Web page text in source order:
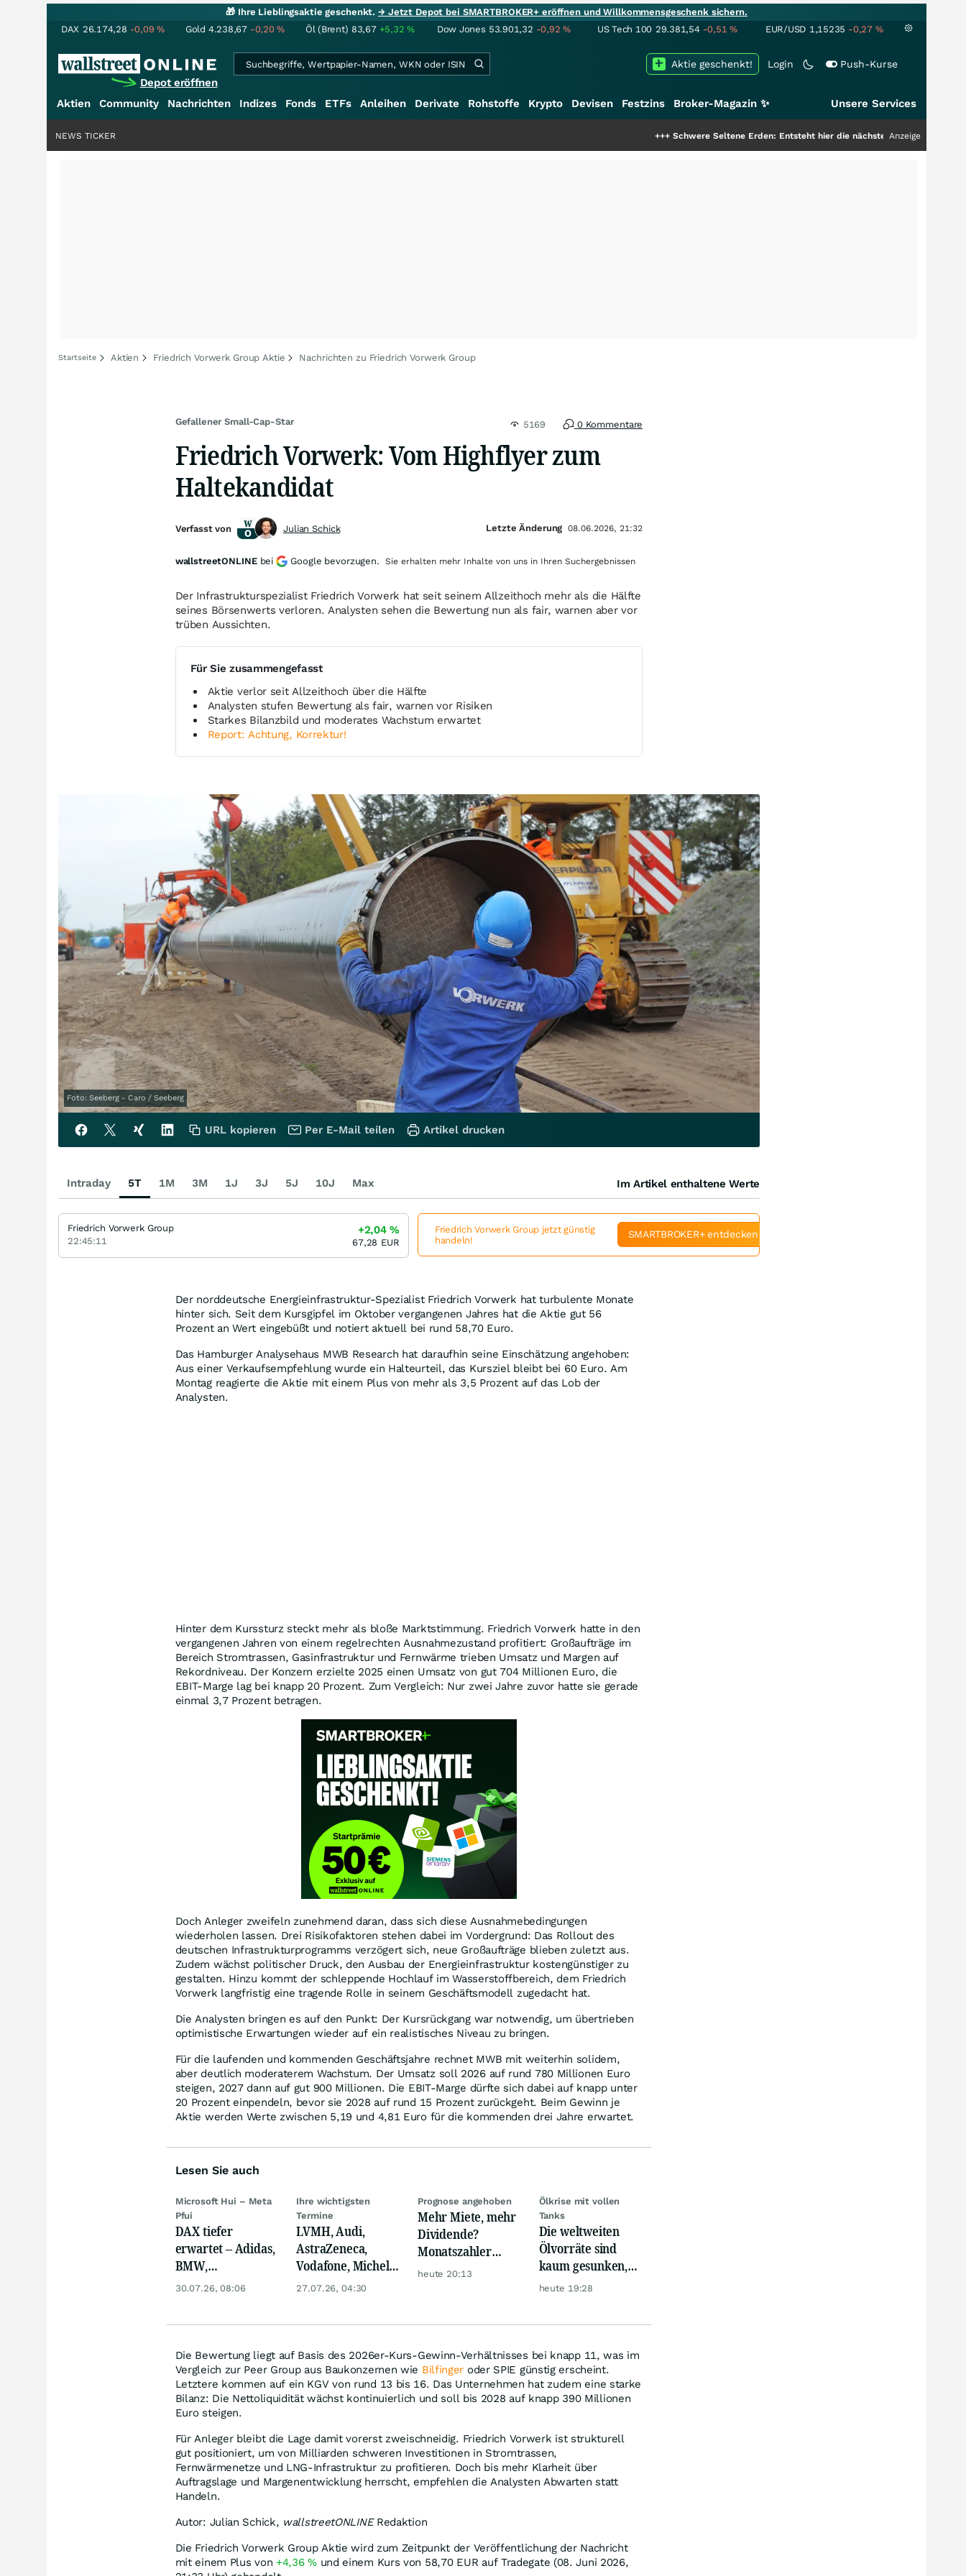
🎁 Ihre Lieblingsaktie geschenkt.→ Jetzt Depot bei SMARTBROKER+ eröffnen und Willkommensgeschenk sichern.
DAX 26.174,28 -0,09% Gold 4.238,67 -0,20% Öl (Brent) 83,67 +5,32% Dow Jones 53.901,32 -0,92% US Tech 100 29.381,54 -0,51% EUR/USD 1,15235 -0,27 %
Depot eröffnen
Login Push-Kurse
Aktie geschenkt!
Aktien Community Nachrichten Indizes Fonds ETFs Anleihen Derivate Rohstoffe Krypto Devisen Festzins Broker-Magazin ✨ Unsere Services
Schwere Seltene Erden: Entsteht hier die nächste Milliardenstory?+++
Anzeige
NEWS TICKER
Startseite Aktien Friedrich Vorwerk Group Aktie Nachrichten zu Friedrich Vorwerk Group
Gefallener Small-Cap-Star 5169 0 Kommentare
Friedrich Vorwerk: Vom Highflyer zum
Haltekandidat
Der Infrastrukturspezialist Friedrich Vorwerk hat seit seinem Allzeithoch mehr als die Hälfte
seines Börsenwerts verloren. Analysten sehen die Bewertung nun als fair, warnen aber vor
trüben Aussichten.
Für Sie zusammengefasst
Aktie verlor seit Allzeithoch über die Hälfte
Analysten stufen Bewertung als fair, warnen vor Risiken
Starkes Bilanzbild und moderates Wachstum erwartet
Report: Achtung, Korrektur!
Foto: Seeberg - Caro / Seeberg
Der norddeutsche Energieinfrastruktur-Spezialist Friedrich Vorwerk hat turbulente Monate
hinter sich. Seit dem Kursgipfel im Oktober vergangenen Jahres hat die Aktie gut 56
Prozent an Wert eingebüßt und notiert aktuell bei rund 58,70 Euro.
Das Hamburger Analysehaus MWB Research hat daraufhin seine Einschätzung angehoben:
Aus einer Verkaufsempfehlung wurde ein Halteurteil, das Kursziel bleibt bei 60 Euro. Am
Montag reagierte die Aktie mit einem Plus von mehr als 3,5 Prozent auf das Lob der
Analysten.
Hinter dem Kurssturz steckt mehr als bloße Marktstimmung. Friedrich Vorwerk hatte in den
vergangenen Jahren von einem regelrechten Ausnahmezustand profitiert: Großaufträge im
Bereich Stromtrassen, Gasinfrastruktur und Fernwärme trieben Umsatz und Margen auf
Rekordniveau. Der Konzern erzielte 2025 einen Umsatz von gut 704 Millionen Euro, die
EBIT-Marge lag bei knapp 20 Prozent. Zum Vergleich: Nur zwei Jahre zuvor hatte sie gerade
einmal 3,7 Prozent betragen.
Doch Anleger zweifeln zunehmend daran, dass sich diese Ausnahmebedingungen
wiederholen lassen. Drei Risikofaktoren stehen dabei im Vordergrund: Das Rollout des
deutschen Infrastrukturprogramms verzögert sich, neue Großaufträge blieben zuletzt aus.
Zudem wächst politischer Druck, den Ausbau der Energieinfrastruktur kostengünstiger zu
gestalten. Hinzu kommt der schleppende Hochlauf im Wasserstoffbereich, dem Friedrich
Vorwerk langfristig eine tragende Rolle in seinem Geschäftsmodell zugedacht hat.
Die Analysten bringen es auf den Punkt: Der Kursrückgang war notwendig, um übertrieben
optimistische Erwartungen wieder auf ein realistisches Niveau zu bringen.
Für die laufenden und kommenden Geschäftsjahre rechnet MWB mit weiterhin solidem,
aber deutlich moderaterem Wachstum. Der Umsatz soll 2026 auf rund 780 Millionen Euro
steigen, 2027 dann auf gut 900 Millionen. Die EBIT-Marge dürfte sich dabei auf knapp unter
20 Prozent einpendeln, bevor sie 2028 auf rund 15 Prozent zurückgeht. Beim Gewinn je
Aktie werden Werte zwischen 5,19 und 4,81 Euro für die kommenden drei Jahre erwartet.
Lesen Sie auch
Microsoft Hui – Meta
Pfui
DAX tiefer
erwartet – Adidas,
BMW,
Nemetscheck und
30.07.26, 08:06
Ihre wichtigsten
Termine
LVMH, Audi,
AstraZeneca,
Vodafone, Michelin
und Hochtief mit
27.07.26, 04:30
Prognose angehoben
Mehr Miete, mehr
Dividende?
Monatszahler
Realty Income
heute 20:13
Ölkrise mit vollen
Tanks
Die weltweiten
Ölvorräte sind
kaum gesunken,
trotz Krise
heute 19:28
Die Bewertung liegt auf Basis des 2026er-Kurs-Gewinn-Verhältnisses bei knapp 11, was im
Vergleich zur Peer Group aus Baukonzernen wie Bilfinger oder SPIE günstig erscheint.
Letztere kommen auf ein KGV von rund 13 bis 16. Das Unternehmen hat zudem eine starke
Bilanz: Die Nettoliquidität wächst kontinuierlich und soll bis 2028 auf knapp 390 Millionen
Euro steigen.
Für Anleger bleibt die Lage damit vorerst zweischneidig. Friedrich Vorwerk ist strukturell
gut positioniert, um von Milliarden schweren Investitionen in Stromtrassen,
Fernwärmenetze und LNG-Infrastruktur zu profitieren. Doch bis mehr Klarheit über
Auftragslage und Margenentwicklung herrscht, empfehlen die Analysten Abwarten statt
Handeln.
Autor: Julian Schick, wallstreetONLINERedaktion
Die Friedrich Vorwerk Group Aktie wird zum Zeitpunkt der Veröffentlichung der Nachricht
mit einem Plus von +4,36%und einem Kurs von 58,70 EUR auf Tradegate (08. Juni 2026,
Verfasst von Julian Schick Letzte Änderung 08.06.2026, 21:32
wallstreetONLINE bei Google bevorzugen. Sie erhalten mehr Inhalte von uns in Ihren Suchergebnissen
URL kopieren Per E-Mail teilen Artikel drucken
Intraday 5T 1M 3M 1J 3J 5J 10J Max Im Artikel enthaltene Werte
Friedrich Vorwerk Group
22:45:11
+2,04%
67,28 EUR
Friedrich Vorwerk Group jetzt günstig
handeln!
SMARTBROKER+ entdecken